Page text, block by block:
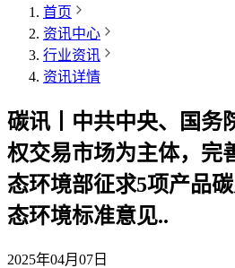
首页
资讯中心
行业资讯
资讯详情
碳讯丨中共中央、国务
权交易市场为主体，完
态环境部征求5项产品
态环境标准意见..
2025年04月07日